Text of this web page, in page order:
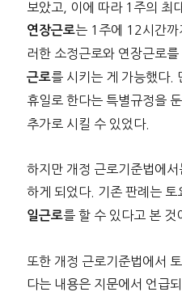
보았고, 이에 따라 1주의 최
연장근로는 1주에 12시간까
러한 소정근로와 연장근로
근로를 시키는 게 가능했다.
휴일로 한다는 특별규정을
추가로 시킬 수 있었다.
하지만 개정 근로기준법에
하게 되었다. 기존 판례는 토
일근로를 할 수 있다고 본 것
또한 개정 근로기준법에서
다는 내용은 지문에서 언급